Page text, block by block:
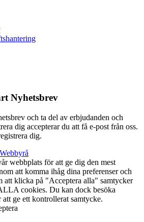
Nyhetsbrev
och ta del av erbjudanden och
dig accepterar du att få e-post från oss.
dig.
webbplats för att ge dig den mest
att komma ihåg dina preferenser och
att klicka på "Acceptera alla" samtycker
cookies. Du kan dock besöka
ge ett kontrollerat samtycke.